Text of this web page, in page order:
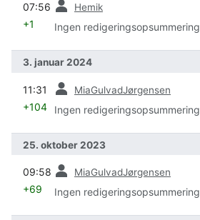
07:56 Hemik
+1 Ingen redigeringsopsummering
3. januar 2024
11:31 MiaGulvadJørgensen
+104 Ingen redigeringsopsummering
25. oktober 2023
09:58 MiaGulvadJørgensen
+69 Ingen redigeringsopsummering